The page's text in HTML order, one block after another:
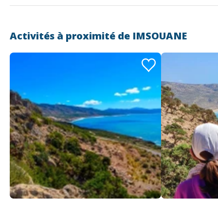
Activités à proximité de IMSOUANE